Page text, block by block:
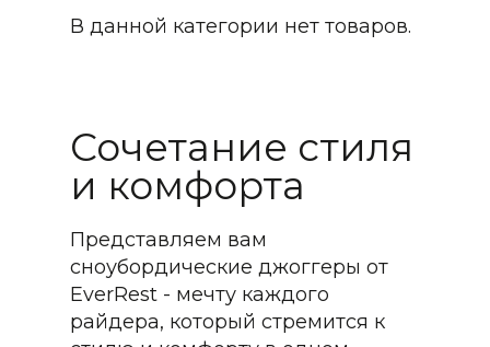
В данной категории нет товаров.
Сочетание стиля
и комфорта
Представляем вам
сноубордические джоггеры от
EverRest - мечту каждого
райдера, который стремится к